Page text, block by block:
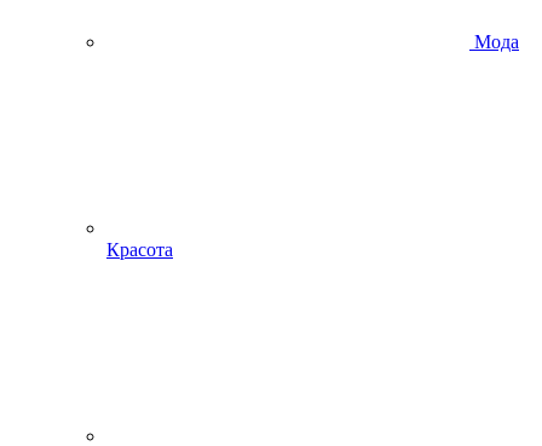
Мода
Красота